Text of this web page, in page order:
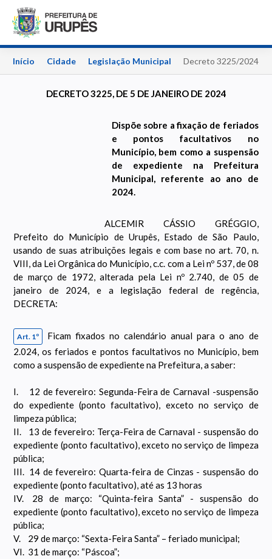
Início Cidade Legislação Municipal Decreto 3225/2024
DECRETO 3225, DE 5 DE JANEIRO DE 2024
Dispõe sobre a fixação de feriados
e pontos facultativos no
Município, bem como a suspensão
de expediente na Prefeitura
Municipal, referente ao ano de
2024.
ALCEMIR CÁSSIO GRÉGGIO,
Prefeito do Município de Urupês, Estado de São Paulo,
usando de suas atribuições legais e com base no art. 70, n.
VIII, da Lei Orgânica do Município, c.c. com a Lei nº 537, de 08
de março de 1972, alterada pela Lei nº 2.740, de 05 de
janeiro de 2024, e a legislação federal de regência,
DECRETA:
Art. 1º
Ficam fixados no calendário anual para o ano de
2.024, os feriados e pontos facultativos no Município, bem
como a suspensão de expediente na Prefeitura, a saber:
I.
12 de fevereiro: Segunda-Feira de Carnaval -suspensão
do expediente (ponto facultativo), exceto no serviço de
limpeza pública;
II.
13 de fevereiro: Terça-Feira de Carnaval - suspensão do
expediente (ponto facultativo), exceto no serviço de limpeza
pública;
III. 14 de fevereiro: Quarta-feira de Cinzas - suspensão do
expediente (ponto facultativo), até as 13 horas
IV.
28 de março: “Quinta-feira Santa” - suspensão do
expediente (ponto facultativo), exceto no serviço de limpeza
pública;
V.
29 de março: “Sexta-Feira Santa” – feriado municipal;
VI. 31 de março: “Páscoa”;